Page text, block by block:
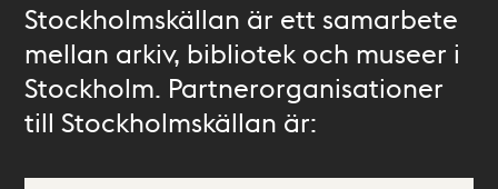
Stockholmskällan är ett samarbete
mellan arkiv, bibliotek och museer i
Stockholm. Partnerorganisationer
till Stockholmskällan är: